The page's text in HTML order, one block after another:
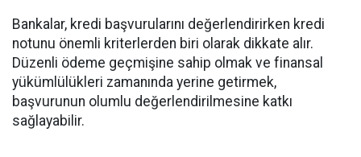
Bankalar, kredi başvurularını değerlendirirken kredi
notunu önemli kriterlerden biri olarak dikkate alır.
Düzenli ödeme geçmişine sahip olmak ve finansal
yükümlülükleri zamanında yerine getirmek,
başvurunun olumlu değerlendirilmesine katkı
sağlayabilir.